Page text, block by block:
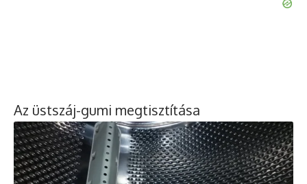
Az üstszáj-gumi megtisztítása